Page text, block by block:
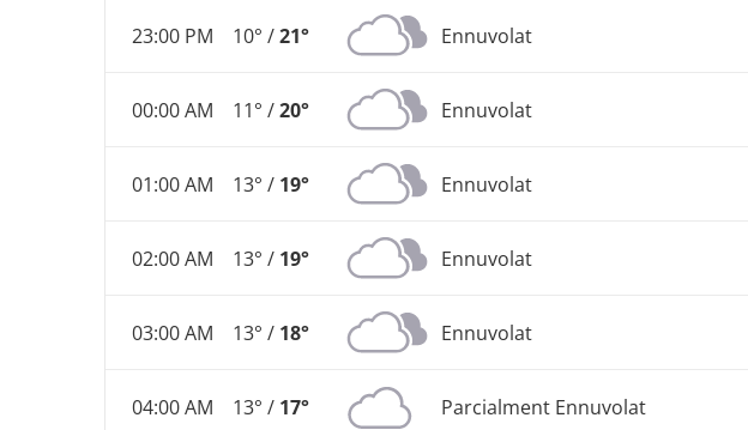
23:00 PM 10° /21° Ennuvolat
00:00 AM 11° /20° Ennuvolat
01:00 AM 13° / 19° Ennuvolat
02:00 AM 13° / 19° Ennuvolat
03:00 AM 13° / 18° Ennuvolat
04:00 AM 13° / 17° Parcialment Ennuvolat